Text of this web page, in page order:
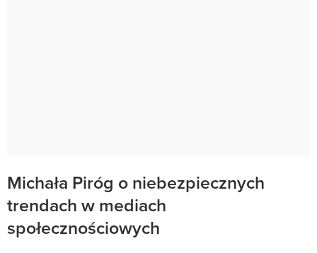
Michała Piróg o niebezpiecznych
trendach w mediach
społecznościowych